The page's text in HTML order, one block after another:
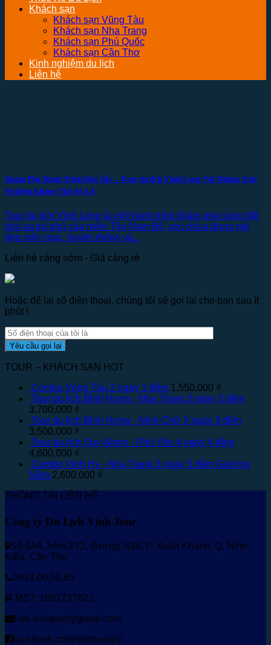
Khách sạn
Khách sạn Vũng Tàu
Khách sạn Nha Trang
Khách sạn Phú Quốc
Khách sạn Cần Thơ
Kinh nghiệm du lịch
Liên hệ
Khám Phá Hành Trình Đặc Sắc – Tour du lịch Vĩnh Long Với Những Trải
Nghiệm Không Thể Bỏ Lỡ
Tour du lịch Vĩnh Long là một hành trình khám phá vùng đất
phù sa trù phú của miền Tây Nam Bộ, nơi chứa đựng nét
đẹp mộc mạc, truyền thống và...
Liên hệ càng sớm - Giá càng rẻ
Hoặc để lại số điện thoại, chúng tôi sẽ gọi lại cho bạn sau ít
phút !
TOUR – KHÁCH SẠN HOT
Combo Vũng Tàu 2 ngày 1 đêm 1,550,000 ₫
Tour du lịch Bình Hưng - Nha Trang 3 ngày 3 đêm
3,700,000 ₫
Tour du lịch Bình Hưng - Ninh Chữ 3 ngày 3 đêm
3,500,000 ₫
Tour du lịch Quy Nhơn - Phú Yên 4 ngày 4 đêm
4,600,000 ₫
Combo Vĩnh Hy - Nha Trang 3 ngày 3 đêm Giường
Nằm 2,600,000 ₫
THÔNG TIN LIÊN HỆ
Công ty Du Lịch Vinh Tour
Số 9A4, hẻm 2T2, đường 30/4, P. Xuân Khánh, Q. Ninh
Kiều, Cần Thơ
0914.00.00.65
MST: 1801737622
info.vinhtour@gmail.com
facebook.com/vinhtourvn/